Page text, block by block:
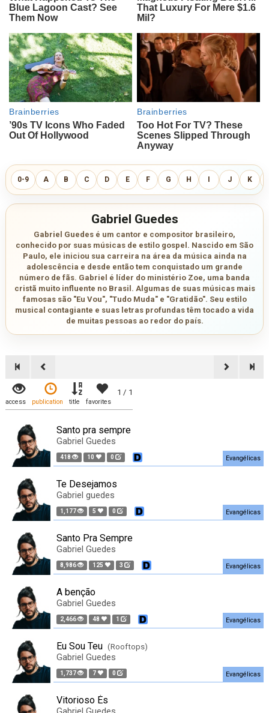
0-9 A B C D E F G H J K
Gabriel Guedes
Gabriel Guedes é um cantor e compositor brasileiro,
conhecido por suas músicas de estilo gospel. Nascido em São
Paulo, ele iniciou sua carreira na área da música ainda na
adolescência e desde então tem conquistado um grande
número de fãs. Gabriel é líder do ministério Zoe, uma banda
cristã muito influente no Brasil. Algumas de suas músicas mais
famosas são "Eu Vou", "Tudo Muda" e "Gratidão". Seu estilo
musical contagiante e suas letras profundas têm tocado a vida
de muitas pessoas ao redor do país.
1 / 1
access publication title favorites
Santo pra sempre
Gabriel Guedes
418 10 0 Evangélicas
Te Desejamos
Gabriel guedes
1,177 5 0 Evangélicas
Santo Pra Sempre
Gabriel Guedes
8,986 125 3 Evangélicas
A benção
Gabriel Guedes
2,466 48 1 Evangélicas
Eu Sou Teu (Rooftops)
Gabriel Guedes
1,737 7 0 Evangélicas
Vitorioso És